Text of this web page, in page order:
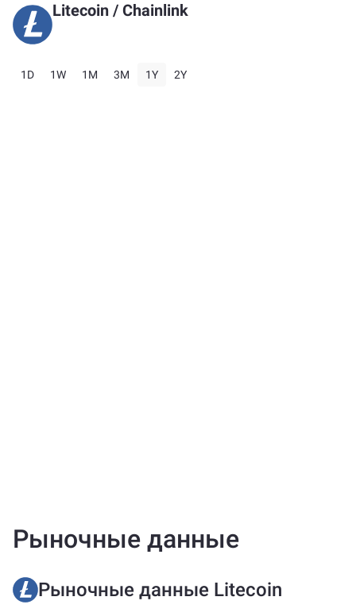
Litecoin / Chainlink
1D 1W 1M 3M 1Y 2Y
Рыночные данные
Рыночные данные Litecoin